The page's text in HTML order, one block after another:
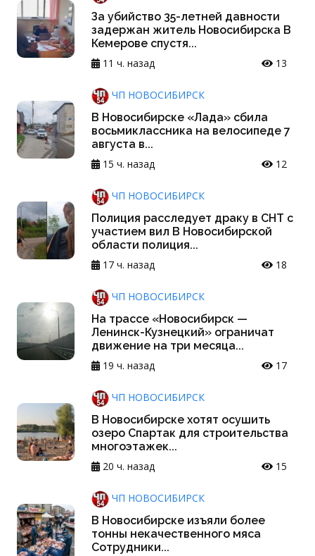
За убийство 35-летней давности
задержан житель Новосибирска В
Кемерове спустя...
11 ч. назад
13
ЧП НОВОСИБИРСК
В Новосибирске «Лада» сбила
восьмиклассника на велосипеде 7
августа в...
15 ч. назад
12
ЧП НОВОСИБИРСК
Полиция расследует драку в СНТ с
участием вил В Новосибирской
области полиция...
17 ч. назад
18
ЧП НОВОСИБИРСК
На трассе «Новосибирск —
Ленинск-Кузнецкий» ограничат
движение на три месяца...
19 ч. назад
17
ЧП НОВОСИБИРСК
В Новосибирске хотят осушить
озеро Спартак для строительства
многоэтажек...
20 ч. назад
15
ЧП НОВОСИБИРСК
В Новосибирске изъяли более
тонны некачественного мяса
Сотрудники...